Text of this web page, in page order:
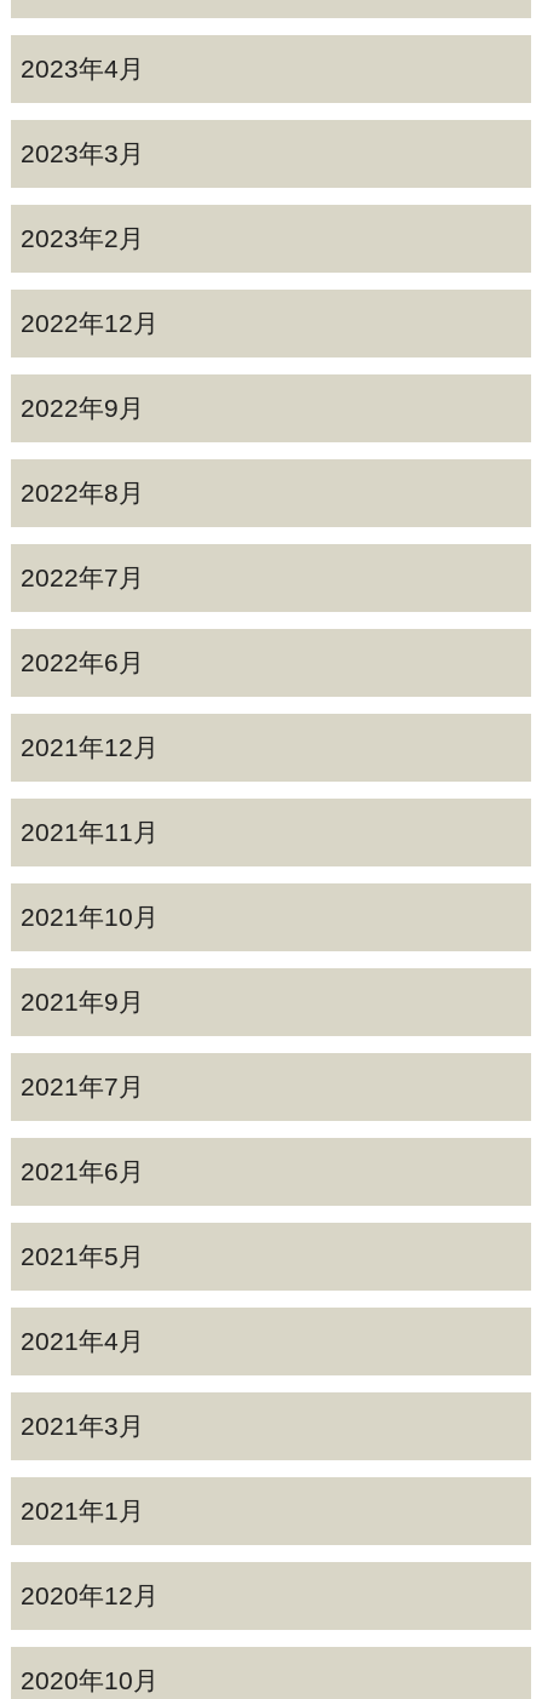
2023年4月
2023年3月
2023年2月
2022年12月
2022年9月
2022年8月
2022年7月
2022年6月
2021年12月
2021年11月
2021年10月
2021年9月
2021年7月
2021年6月
2021年5月
2021年4月
2021年3月
2021年1月
2020年12月
2020年10月